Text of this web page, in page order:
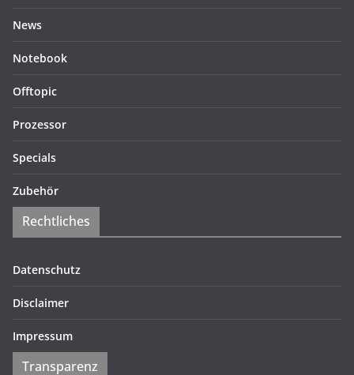
News
Notebook
Offtopic
Prozessor
Specials
Zubehör
Rechtliches
Datenschutz
Disclaimer
Impressum
Transparenz